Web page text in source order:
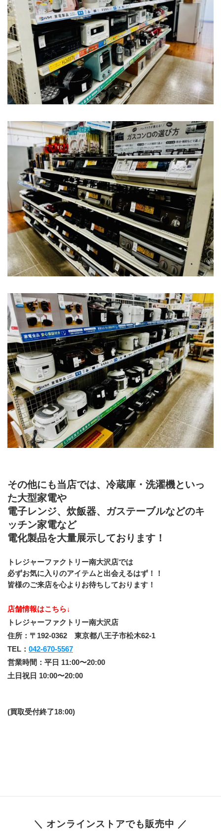
その他にも当店では、冷蔵庫・洗濯機といっ
た大型家電や
電子レンジ、炊飯器、ガステーブルなどのキ
ッチン家電など
電化製品を大量展示しております！
トレジャーファクトリー南大沢店では
必ずお気に入りのアイテムと出会えるはず！！
皆様のご来店を心よりお待ちしております！
店舗情報はこちら↓
トレジャーファクトリー南大沢店
住所：〒192-0362　東京都八王子市松木62-1
TEL： 042-670-5567
営業時間：平日 11:00〜20:00
土日祝日 10:00〜20:00
(買取受付終了18:00)
＼ オンラインストアでも販売中 ／